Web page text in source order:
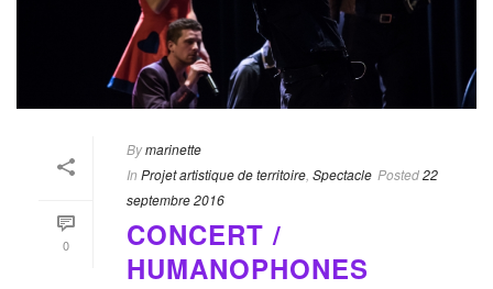
0
Bymarinette
In Projet artistique de territoire Spectacle Posted22
septembre 2016
CONCERT /
HUMANOPHONES